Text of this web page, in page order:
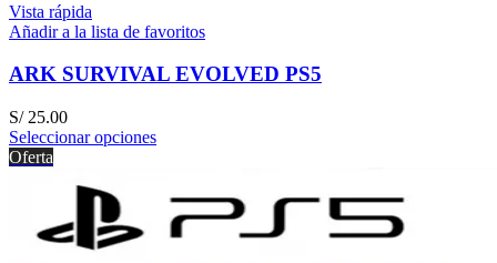
Vista rápida
Añadir a la lista de favoritos
ARK SURVIVAL EVOLVED PS5
S/25.00
Seleccionar opciones
Oferta